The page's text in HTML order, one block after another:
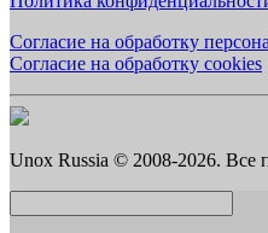
Согласие на обработку
Согласие на обработку cookies
Unox Russia © 2008-2026. Все